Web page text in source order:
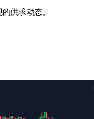
供求动态。